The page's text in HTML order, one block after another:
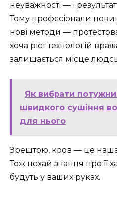
неуважності — і
Тому професіонали
нові методи —
хоча ріст технологій
залишається місце
Як вибрати
швидкого сушіння
для нього
Зрештою, кров — це наша
Тож нехай знання про її
будуть у ваших руках.